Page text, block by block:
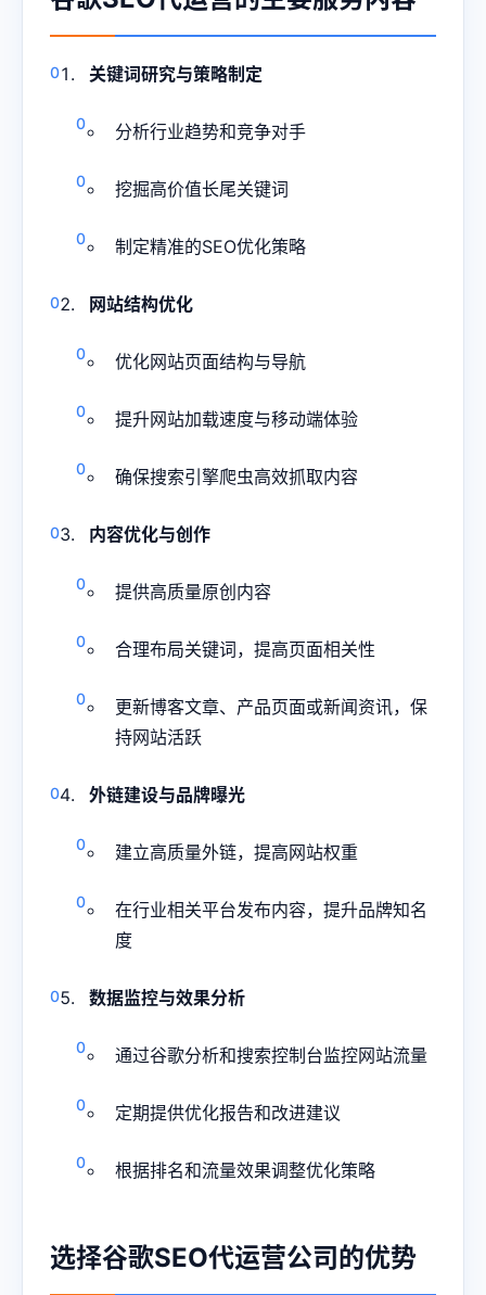
关键词研究与策略制定
分析行业趋势和竞争对手
挖掘高价值长尾关键词
制定精准的SEO优化策略
网站结构优化
优化网站页面结构与导航
提升网站加载速度与移动端体验
确保搜索引擎爬虫高效抓取内容
内容优化与创作
提供高质量原创内容
合理布局关键词，提高页面相关性
更新博客文章、产品页面或新闻资讯，保
持网站活跃
外链建设与品牌曝光
建立高质量外链，提高网站权重
在行业相关平台发布内容，提升品牌知名
度
数据监控与效果分析
通过谷歌分析和搜索控制台监控网站流量
定期提供优化报告和改进建议
根据排名和流量效果调整优化策略
选择谷歌SEO代运营公司的优势